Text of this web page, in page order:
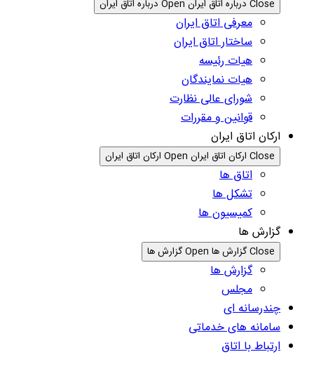
Close درباره اتاق ایران Open درباره اتاق ایران
معرفی اتاق ایران
ساختار اتاق ایران
هیات رئیسه
هیات نمایندگان
شورای عالی نظارت
قوانین و مقررات
ارکان اتاق ایران
Close ارکان اتاق ایران Open ارکان اتاق ایران
اتاق ها
تشکل ها
کمیسیون ها
گزارش ها
Close گزارش ها Open گزارش ها
گزارش ها
مجلس
چندرسانه ای
سامانه های خدماتی
ارتباط با اتاق